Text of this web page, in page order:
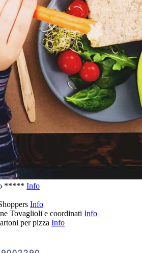
***** Info
Info
Tovaglioli e coordinati Info
per pizza Info